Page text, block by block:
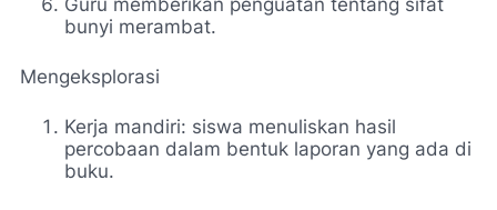
Guru memberikan penguatan tentang sifat
bunyi merambat.
Mengeksplorasi
Kerja mandiri: siswa menuliskan hasil
percobaan dalam bentuk laporan yang ada di
buku.